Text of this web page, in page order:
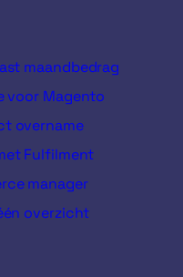
maandbedrag
voor Magento
overname
Fulfilment
manager
overzicht